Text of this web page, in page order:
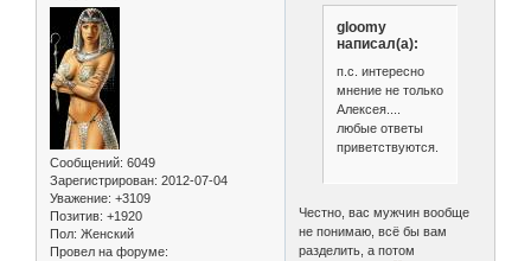
Сообщений: 6049
Зарегистрирован: 2012-07-04
Уважение: +3109
Позитив: +1920
Пол: Женский
Провел на форуме:
gloomy
написал(а):
п.с. интересно
мнение не только
Алексея....
любые ответы
приветствуются.
Честно, вас мужчин вообще
не понимаю, всё бы вам
разделить, а потом